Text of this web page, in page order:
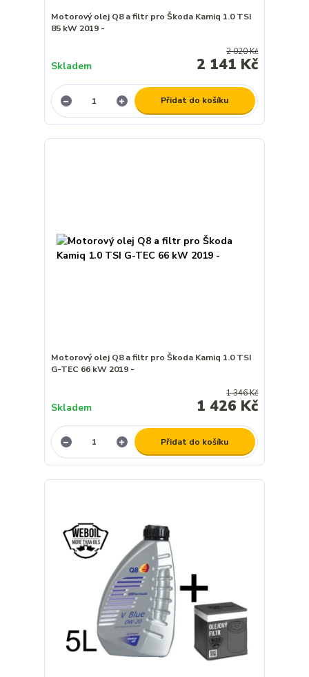
Motorový olej Q8 a filtr pro Škoda Kamiq 1.0 TSI
85 kW 2019 -
2 020 Kč
2 141 Kč
Skladem
Přidat do košíku
Motorový olej Q8 a filtr pro Škoda Kamiq 1.0 TSI
G-TEC 66 kW 2019 -
1 346 Kč
1 426 Kč
Skladem
Přidat do košíku